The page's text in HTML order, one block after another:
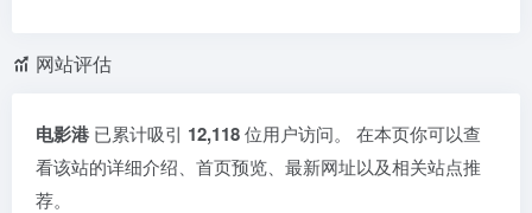
网站评估
电影港 已累计吸引 12,118位用户访问。 在本页你可以查
看该站的详细介绍、首页预览、最新网址以及相关站点推
荐。